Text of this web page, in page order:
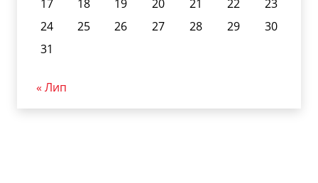
17
18 19 20 21 22
23
24
25 26 27 28 29
30
31
« Лип